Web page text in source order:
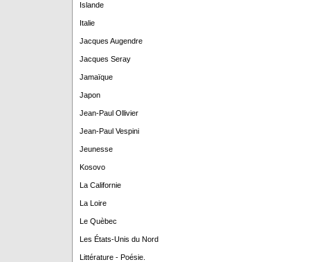
Islande
Italie
Jacques Augendre
Jacques Seray
Jamaïque
Japon
Jean-Paul Ollivier
Jean-Paul Vespini
Jeunesse
Kosovo
La Californie
La Loire
Le Quèbec
Les États-Unis du Nord
Littérature - Poésie.